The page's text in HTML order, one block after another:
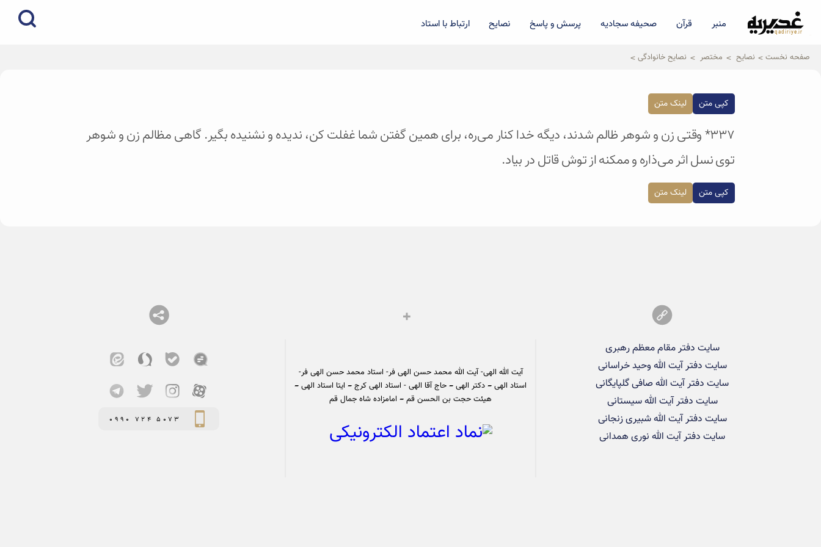
qadiriye.ir
نشریه ی غدیریه-بیانات استاد
منبر قرآن صحیفه سجادیه پرسش و پاسخ نصایح ارتباط با استاد
صفحه نخست نصایح مختصر نصایح خانوادگی
کپی متن لینک متن
۳۳۷* وقتی زن و شوهر ظالم شدند، دیگه خدا کنار می‌ره، برای همین گفتن شما غفلت کن، ندیده و نشنیده بگیر. گاهی مظالم زن و شوهر
توی نسل اثر می‌ذاره و ممکنه از توش قاتل در بیاد.
کپی متن لینک متن
سایت دفتر مقام معظم رهبری
سایت دفتر آیت الله وحید خراسانی
سایت دفتر آیت الله صافی گلپایگانی
سایت دفتر آیت الله سیستانی
سایت دفتر آیت الله شبیری زنجانی
سایت دفتر آیت الله نوری همدانی
آیت الله الهی- آیت الله محمد حسن الهی فر- استاد محمد حسن الهی فر-
استاد الهی – دکتر الهی – حاج آقا الهی - استاد الهی کرج – ایتا استاد الهی –
هیئت حجت بن الحسن قم – امامزاده شاه جمال قم
0990 724 5073